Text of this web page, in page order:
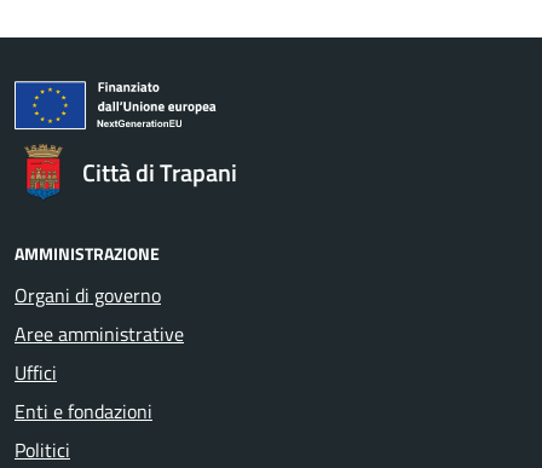
Città di Trapani
AMMINISTRAZIONE
Organi di governo
Aree amministrative
Uffici
Enti e fondazioni
Politici